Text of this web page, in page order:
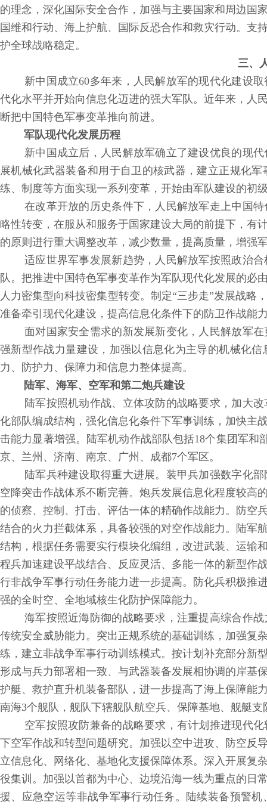
的理念，深化国际安全合作，加强与主要国家和周边国
国维和行动、海上护航、国际反恐合作和救灾行动。支
护全球战略稳定。
三、
新中国成立60多年来，人民解放军的现代化建设
代化水平并开始向信息化迈进的强大军队。近年来，人
断把中国特色军事变革推向前进。
军队现代化发展历程
新中国成立后，人民解放军确立了建设优良的现
展机械化武器装备和用于自卫的核武器，建立正规化
练、制度等方面实现一系列变革，开始由军队建设的初
在改革开放的历史条件下，人民解放军走上中国
略性转变，在服从和服务于国家建设大局的前提下，有
的原则进行重大调整改革，减少数量，提高质量，增强
适应世界军事发展新趋势，人民解放军按照政治
队。把推进中国特色军事变革作为军队现代化发展的必
人力密集型向科技密集型转变。制定“三步走”发展战
准备牵引现代化建设，提高信息化条件下的防卫作战能
面对国家安全需求的新发展新变化，人民解放军
强新型作战力量建设，加强以信息化为主导的机械化
力、防护力、保障力和信息力整体提高。
陆军、海军、空军和第二炮兵建设
陆军按照机动作战、立体攻防的战略要求，加大
化部队编成结构，强化信息化条件下军事训练，加快主
击能力显著增强。陆军机动作战部队包括18个集团军
京、兰州、济南、南京、广州、成都7个军区。
陆军兵种建设取得重大进展。装甲兵加强数字化
空降突击作战体系不断完善。炮兵发展信息化程度较高
的侦察、控制、打击、评估一体的精确作战能力。防空
结合的火力拦截体系，具备较强的对空作战能力。陆军
结构，根据任务需要实行模块化编组，改进武装、运输
程兵加速建设平战结合、反应灵活、多能一体的新型作
行非战争军事行动任务能力进一步提高。防化兵积极推
强的全时空、全地域核生化防护保障能力。
海军按照近海防御的战略要求，注重提高综合作
传统安全威胁能力。突出正规系统的基础训练，加强复
练，建立非战争军事行动训练模式。按计划补充部分新
形成与兵力部署相一致、与武器装备发展相协调的岸基
护艇、救护直升机装备部队，进一步提高了海上保障能
南海3个舰队，舰队下辖舰队航空兵、保障基地、舰艇
空军按照攻防兼备的战略要求，有计划推进现代
下空军作战和转型问题研究。加强以空中进攻、防空反
立信息化、网络化、基地化支援保障体系。深入开展复
役集训。加强以首都为中心、边境沿海一线为重点的日
援、应急空运等非战争军事行动任务。陆续装备预警